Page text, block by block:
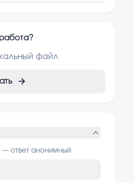
файл
— ответ анонимный